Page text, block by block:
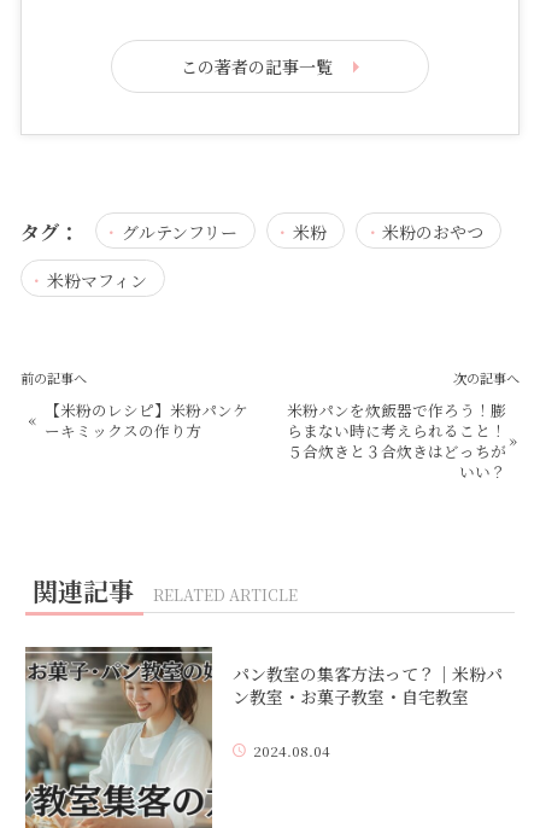
この著者の記事一覧
タグ： グルテンフリー 米粉
米粉のおやつ
米粉マフィン
前の記事へ
«
【米粉のレシピ】米粉パンケ
ーキミックスの作り方
次の記事へ
米粉パンを炊飯器で作ろう！膨
らまない時に考えられること！
５合炊きと３合炊きはどっちが
いい？
»
関連記事 RELATED ARTICLE
パン教室の集客方法って？｜米粉パ
ン教室・お菓子教室・自宅教室
2024.08.04